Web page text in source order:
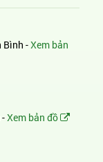
Bình -Xem bản
Xem bản đồ